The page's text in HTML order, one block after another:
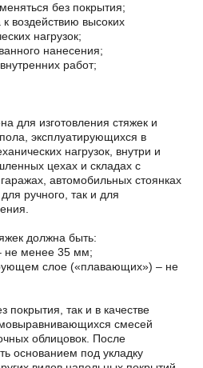
без покрытия;
воздействию высоких
нагрузок;
нанесения;
работ;
для изготовления стяжек и
эксплуатирующихся в
нагрузок, внутри и
цехах и складах с
автомобильных стоянках
ручного, так и для
должна быть:
не менее 35 мм;
слое («плавающих») – не
покрытия, так и в качестве
смесей
облицовок. После
основанием под укладку